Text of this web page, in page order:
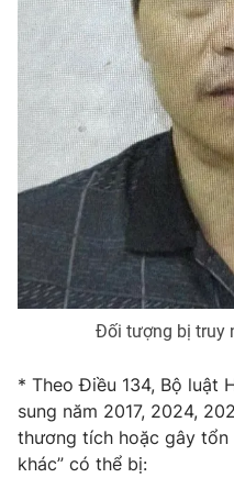
Video
VTV Money
VTV Sức khoẻ
Thị trường 24h
VTV4
VTV9
Liên hệ tòa soạn
Đối tượng bị truy
* Theo Điều 134, Bộ luật
sung năm 2017, 2024,
thương tích hoặc gây
khác” có thể bị: